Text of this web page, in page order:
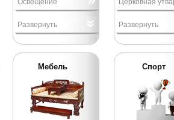
Развернуть Развернуть
Мебель Спорт